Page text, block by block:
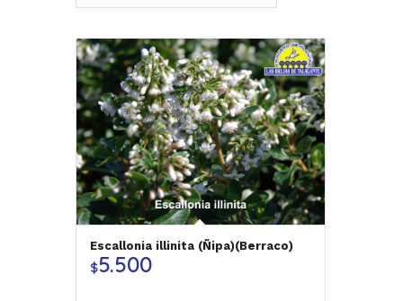
Escallonia illinita (Ñipa)(Berraco)
$5.500